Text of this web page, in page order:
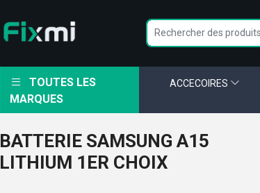
TOUTES LES
MARQUES
ACCECOIRES
BATTERIE SAMSUNG A15
LITHIUM 1ER CHOIX